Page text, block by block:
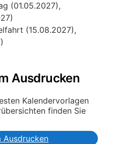
(01.05.2027),
(15.08.2027),
Ausdrucken
Kalendervorlagen
finden Sie
Ausdrucken